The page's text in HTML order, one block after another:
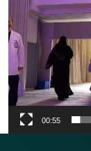
00:55